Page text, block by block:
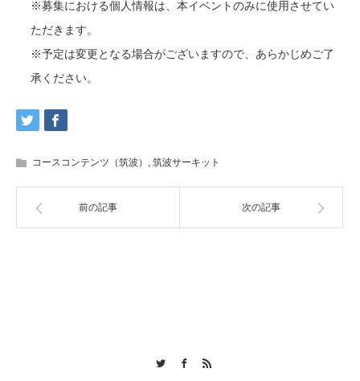
※募集における個人情報は、本イベントのみに使用させてい
ただきます。
※予定は変更となる場合がございますので、あらかじめご了
承ください。
コースコンテンツ（筑波） , 筑波サーキット
前の記事 次の記事